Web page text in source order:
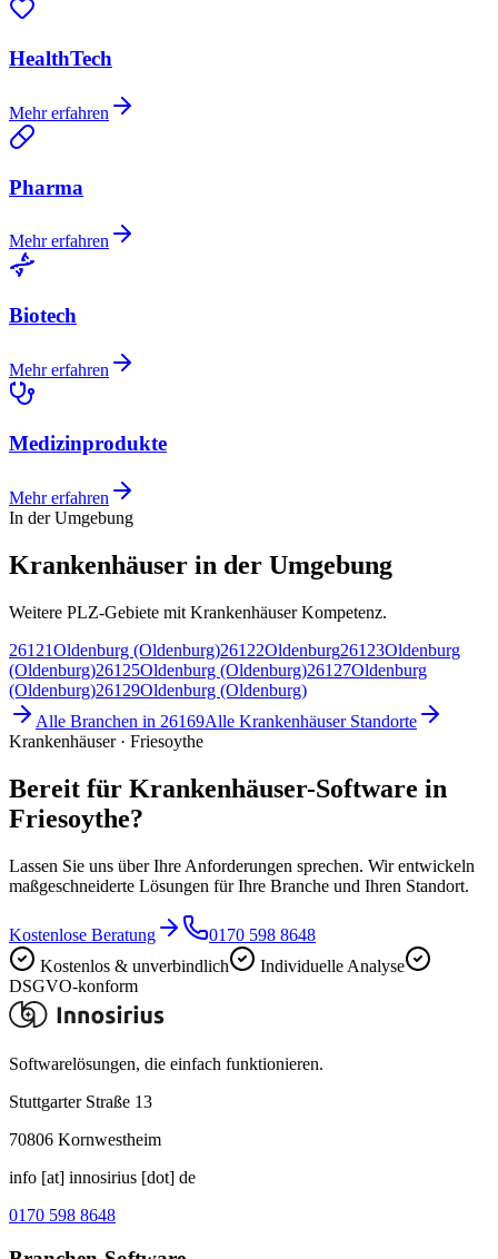
HealthTech
Mehr erfahren
Pharma
Mehr erfahren
Biotech
Mehr erfahren
Medizinprodukte
Mehr erfahren
In der Umgebung
Krankenhäuser in der Umgebung
Weitere PLZ-Gebiete mit Krankenhäuser Kompetenz.
26121Oldenburg (Oldenburg)26122Oldenburg26123Oldenburg
(Oldenburg)26125Oldenburg (Oldenburg)26127Oldenburg
(Oldenburg)26129Oldenburg (Oldenburg)
Alle Branchen in 26169Alle KrankenhäuserStandorte
Krankenhäuser · Friesoythe
Bereit für Krankenhäuser-Software in
Friesoythe?
Lassen Sie uns über Ihre Anforderungen sprechen. Wir entwickeln
maßgeschneiderte Lösungen für Ihre Branche und Ihren Standort.
Kostenlose Beratung
0170 598 8648
Kostenlos & unverbindlich
Individuelle Analyse
DSGVO-konform
Softwarelösungen, die einfach funktionieren.
Stuttgarter Straße 13
70806 Kornwestheim
info [at] innosirius [dot] de
0170 598 8648